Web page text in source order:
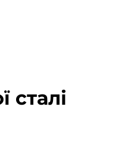
сталі